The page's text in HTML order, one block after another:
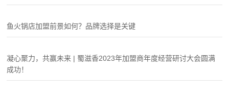
鱼火锅店加盟前景如何？品牌选择是关键
凝心聚力，共赢未来 | 蜀滋香2023年加盟商年度经营研讨大会圆满
成功！